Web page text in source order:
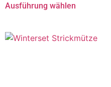
Ausführung wählen